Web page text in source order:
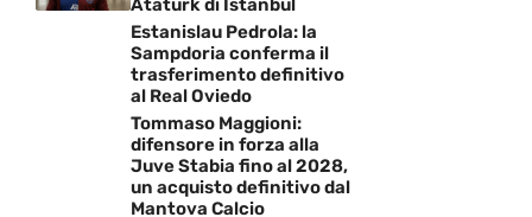
Estanislau Pedrola: la
Sampdoria conferma il
trasferimento definitivo
al Real Oviedo
Tommaso Maggioni:
difensore in forza alla
Juve Stabia fino al 2028,
un acquisto definitivo dal
Mantova Calcio